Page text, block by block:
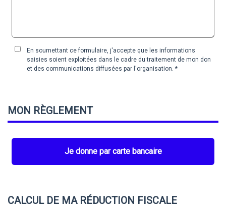
En soumettant ce formulaire, j'accepte que les informations
saisies soient exploitées dans le cadre du traitement de mon don
et des communications diffusées par l'organisation.
MON RÈGLEMENT
Je donne par carte bancaire
CALCUL DE MA RÉDUCTION FISCALE